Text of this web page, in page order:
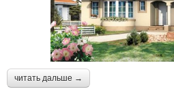
читать дальше →